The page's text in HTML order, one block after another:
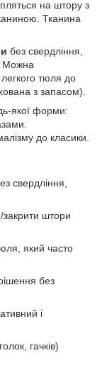
на штору з
Тканина
без свердління,
Можна
тюля до
з запасом).
якої форми:
до класики.
свердління,
штори
який часто
без
і
гачків)